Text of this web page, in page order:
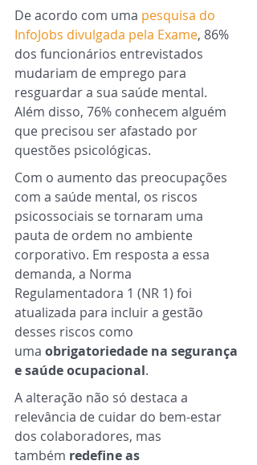
De acordo com uma pesquisa do
InfoJobs divulgada pela Exame, 86%
dos funcionários entrevistados
mudariam de emprego para
resguardar a sua saúde mental.
Além disso, 76% conhecem alguém
que precisou ser afastado por
questões psicológicas.
Com o aumento das preocupações
com a saúde mental, os riscos
psicossociais se tornaram uma
pauta de ordem no ambiente
corporativo. Em resposta a essa
demanda, a Norma
Regulamentadora 1 (NR 1) foi
atualizada para incluir a gestão
desses riscos como
uma obrigatoriedade na segurança
e saúde ocupacional.
A alteração não só destaca a
relevância de cuidar do bem-estar
dos colaboradores, mas
também redefine as